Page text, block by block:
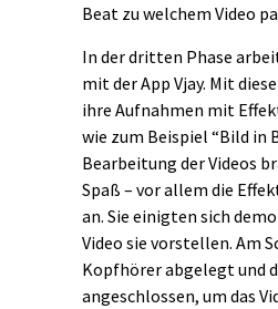
Beat zu welchem Video
In der dritten Phase
mit der App Vjay. Mit
ihre Aufnahmen mit
wie zum Beispiel “Bild in
Bearbeitung der Videos
Spaß – vor allem die
an. Sie einigten sich
Video sie vorstellen. Am
Kopfhörer abgelegt und
angeschlossen, um das